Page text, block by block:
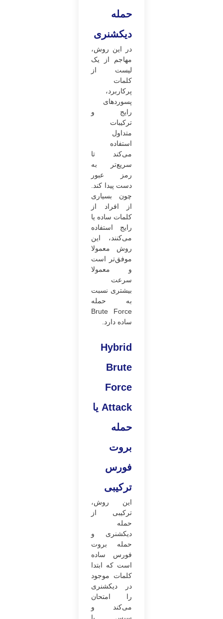
حمله
دیکشنری
در این روش،
مهاجم از یک
لیست از
کلمات
پرکاربرد،
پسوردهای
رایج و
ترکیبات
متداول
استفاده
می‌کند تا
سریع‌تر به
رمز عبور
دست پیدا کند.
چون بسیاری
از افراد از
کلمات ساده یا
رایج استفاده
می‌کنند، این
روش معمولا
موفق‌تر است
و معمولا
سرعت
بیشتری نسبت
به حمله
Brute Force
ساده دارد.
Hybrid
Brute
Force
Attack یا
حمله
بروت
فورس
ترکیبی
این روش،
ترکیبی از
حمله
دیکشنری و
حمله بروت
فورس ساده
است که ابتدا
کلمات موجود
در دیکشنری
را امتحان
می‌کند و